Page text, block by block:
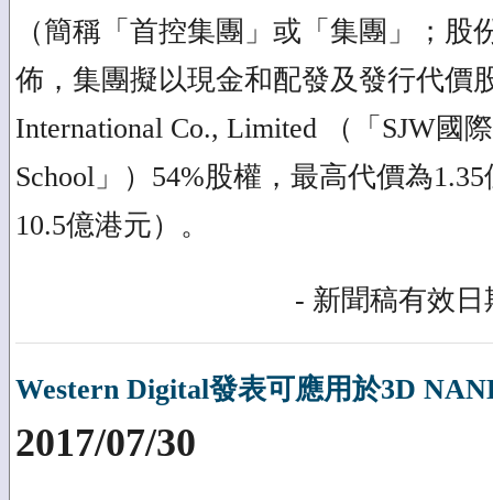
（簡稱「首控集團」或「集團」；股
佈，集團擬以現金和配發及發行代價
International Co., Limited （「SJW國
School」）54%股權，最高代價為
10.5億港元）。
- 新聞稿有效日
Western Digital發表可應用於3D
2017/07/30